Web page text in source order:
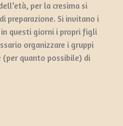
per la cresima si
preparazione. Si invitano i
questi giorni i propri figli
organizzare i gruppi
(per quanto possibile) di